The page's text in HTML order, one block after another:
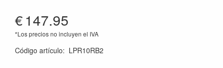
€147.95
*Los precios no incluyen el IVA
Código artículo: LPR10RB2